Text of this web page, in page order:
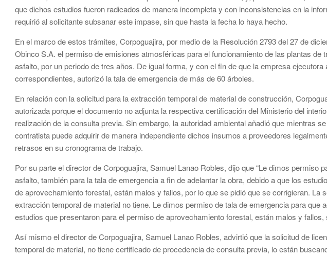
que dichos estudios fueron radicados de manera incompleta y con inconsistencias en la
requirió al solicitante subsanar este impase, sin que hasta la fecha lo haya hecho.
En el marco de estos trámites, Corpoguajira, por medio de la Resolución 2793 del 27 de
Obinco S.A. el permiso de emisiones atmosféricas para el funcionamiento de las plantas de
asfalto, por un periodo de tres años. De igual forma, y con el fin de que la empresa ejecutora
correspondientes, autorizó la tala de emergencia de más de 60 árboles.
En relación con la solicitud para la extracción temporal de material de construcción,
autorizada porque el documento no adjunta la respectiva certificación del Ministerio del
realización de la consulta previa. Sin embargo, la autoridad ambiental añadió que mientras
contratista puede adquirir de manera independiente dichos insumos a proveedores
retrasos en su cronograma de trabajo.
Por su parte el director de Corpoguajira, Samuel Lanao Robles, dijo que “Le dimos permiso
asfalto, también para la tala de emergencia a fin de adelantar la obra, debido a que los
de aprovechamiento forestal, están malos y fallos, por lo que se pidió que se corrigieran. La
extracción temporal de material no tiene. Le dimos permiso de tala de emergencia para que
estudios que presentaron para el permiso de aprovechamiento forestal, están malos y fallos,
Así mismo el director de Corpoguajira, Samuel Lanao Robles, advirtió que la solicitud de
temporal de material, no tiene certificado de procedencia de consulta previa, lo están